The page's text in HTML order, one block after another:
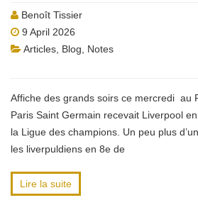
Benoît Tissier
9 April 2026
Articles Blog
Notes
Affiche des grands soirs ce mercredi au
Paris Saint Germain recevait Liverpool
la Ligue des champions. Un peu plus
les liverpuldiens en 8e de
Lire la suite